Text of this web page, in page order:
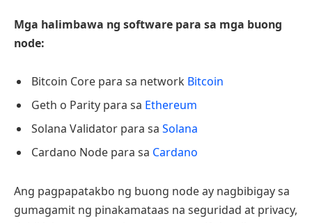
Mga halimbawa ng software para sa mga buong
node:
Bitcoin Core para sa network Bitcoin
Geth o Parity para sa Ethereum
Solana Validator para sa Solana
Cardano Node para sa Cardano
Ang pagpapatakbo ng buong node ay nagbibigay sa
gumagamit ng pinakamataas na seguridad at privacy,